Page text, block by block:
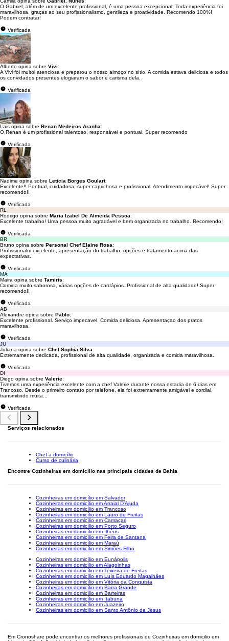
O Gabriel, além de um excelente profissional, é uma pessoa excepcional! Toda experiência foi
maravilhosa, graças ao seu profissionalismo, gentileza e proatividade. Recomendo 100%!
Podem contratar!
Verificada
Alberto opina sobre Vivi:
A Vivi foi muitoi atenciosa e preparou o nosso almoço no sítio. A comida estava deliciosa e todos
os convidados presentes elogiaram o sabor e carisma dela.
Verificada
Lais opina sobre Renan Medeiros Aranha:
O Renan é um profissional talentoso, responsável e pontual. Super recomendo
Verificada
Nadime opina sobre Leticia Borges Goulart:
Excelente!! Pontual, cuidadosa, super caprichosa e profissional. Atendimento impecável! Super
recomendo!!
Verificada
RL
Rodrigo opina sobre Maria Izabel De Almeida Pessoa:
Excelente trabalho! Uma pessoa muito agradável e bem organizada no trabalho. Recomendo!
Verificada
BR
Bruno opina sobre Personal Chef Elaine Rosa:
Profissionalm excelente, apresentação do trabalho, opções e tratamento acima das
expectativas.
Verificada
MA
Maira opina sobre Tamiris:
Comida muito saborosa, várias opções de cardápios. Profissional de alta qualidade! Super
recomendo!!
Verificada
AB
Alexandre opina sobre Pablo:
Excelente profissional. Serviço impecavel. Comida deliciosa. Apresentaçao dos pratos
maravilhosa.
Verificada
JU
Juliana opina sobre Chef Sophia Silva:
Extremamente dedicada, profissional de alta qualidade, organizada e comida maravilhosa.
Verificada
DI
Diego opina sobre Valerie:
Tivemos uma experiência excelente com a chef Valerie durante nossa estadia de 6 dias em
Trancoso. Desde o primeiro contato por telefone, ela foi extremamente amigável e cordial,
transmitindo muita...
Verificada
Serviços relacionados
Chef a domicílio
Curso de culinária
Encontre Cozinheiras em domicílio nas principais cidades de Bahia
Cozinheiras em domicílio em Salvador
Cozinheiras em domicílio em Arraial D'Ajuda
Cozinheiras em domicílio em Trancoso
Cozinheiras em domicílio em Lauro de Freitas
Cozinheiras em domicílio em Camaçari
Cozinheiras em domicílio em Porto Seguro
Cozinheiras em domicílio em Ilhéus
Cozinheiras em domicílio em Feira de Santana
Cozinheiras em domicílio em Maraú
Cozinheiras em domicílio em Simões Filho
Cozinheiras em domicílio em Eunápolis
Cozinheiras em domicílio em Alagoinhas
Cozinheiras em domicílio em Teixeira de Freitas
Cozinheiras em domicílio em Luís Eduardo Magalhães
Cozinheiras em domicílio em Vitória da Conquista
Cozinheiras em domicílio em Barra Grande
Cozinheiras em domicílio em Barreiras
Cozinheiras em domicílio em Itabuna
Cozinheiras em domicílio em Juazeiro
Cozinheiras em domicílio em Santo Antônio de Jesus
Em Cronoshare pode encontrar os melhores profissionais de Cozinheiras em domicilio em